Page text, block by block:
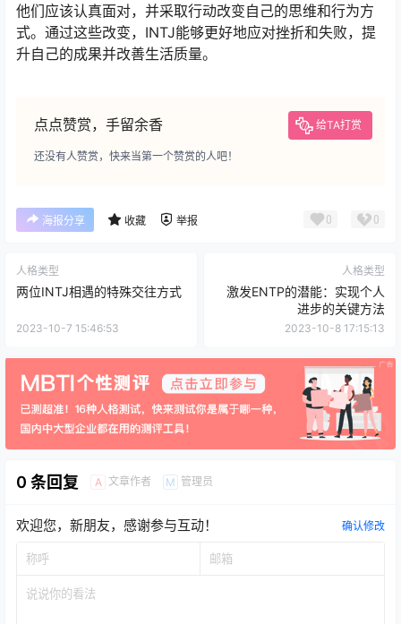
他们应该认真面对，并采取行动改变自己的思维和行为方
式。通过这些改变，INTJ能够更好地应对挫折和失败，提
升自己的成果并改善生活质量。
点点赞赏，手留余香 给TA打赏
还没有人赞赏，快来当第一个赞赏的人吧！
海报分享 收藏 举报 0 0
人格类型
两位INTJ相遇的特殊交往方式
2023-10-7 15:46:53
人格类型
激发ENTP的潜能：实现个人
进步的关键方法
2023-10-8 17:15:13
0 条回复 A 文章作者 M 管理员
欢迎您，新朋友，感谢参与互动！ 确认修改